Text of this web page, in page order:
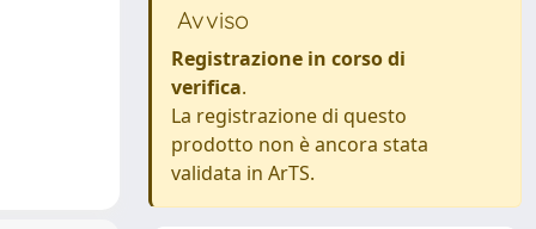
Avviso
Registrazione in corso di
verifica.
La registrazione di questo
prodotto non è ancora stata
validata in ArTS.